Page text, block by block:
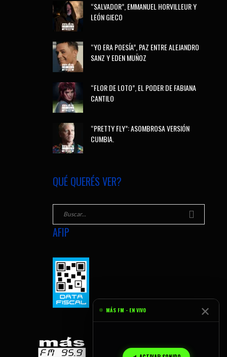
“SALVADOR”, EMMANUEL HORVILLEUR Y
LEÓN GIECO
“YO ERA POESÍA”, PAZ ENTRE ALEJANDRO
SANZ Y EDEN MUÑOZ
“FLOR DE LOTO”, EL PODER DE FABIANA
CANTILO
“PRETTY FLY”: ASOMBROSA VERSIÓN
CUMBIA.
QUÉ QUERÉS VER?
AFIP
MÁS FM - EN VIVO ✕